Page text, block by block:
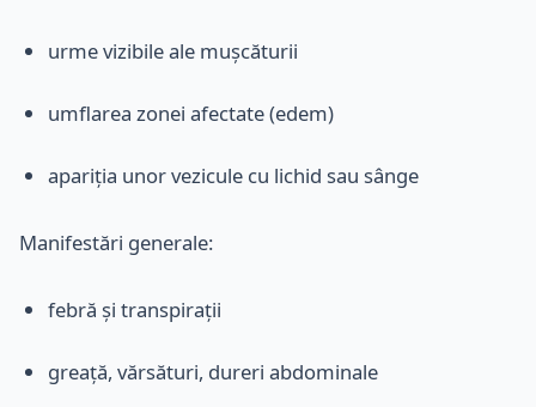
urme vizibile ale mușcăturii
umflarea zonei afectate (edem)
apariția unor vezicule cu lichid sau sânge
Manifestări generale:
febră și transpirații
greață, vărsături, dureri abdominale